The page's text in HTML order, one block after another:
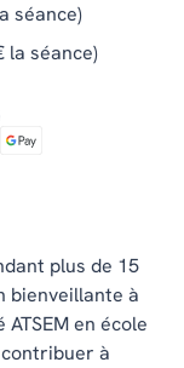
séance)
la séance)
plus de 15
bienveillante à
en école
à